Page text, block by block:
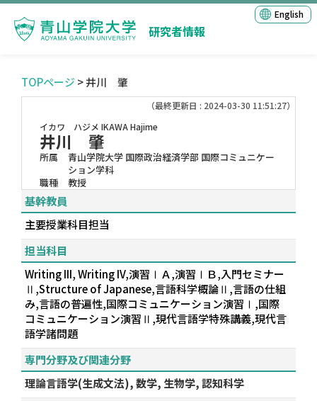
研究者情報
English
TOPページ > 井川 肇
（最終更新日 : 2024-03-30 11:51:27）
イカワ ハジメ IKAWA Hajime
井川 肇
所属
青山学院大学 国際政治経済学部 国際コミュニケー
ション学科
職種
教授
基幹教員
主要授業科目担当
担当科目
Writing III, Writing IV,演習ⅠＡ,演習ⅠＢ,入門セミナー
Ⅱ,Structure of Japanese,言語科学概論Ⅱ,言語の仕組
み,言語の普遍性,国際コミュニケーション演習Ⅰ,国際
コミュニケーション演習Ⅱ,現代言語学特殊講義,現代言
語学諸問題
専門分野及び関連分野
理論言語学(生成文法), 数学, 生物学, 認知科学